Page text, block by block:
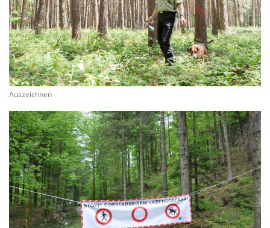
Auszeichnen